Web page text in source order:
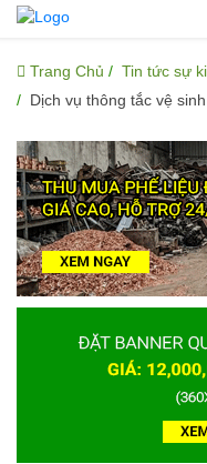
Trang Chủ Tin tức sự
Dịch vụ thông tắc vệ